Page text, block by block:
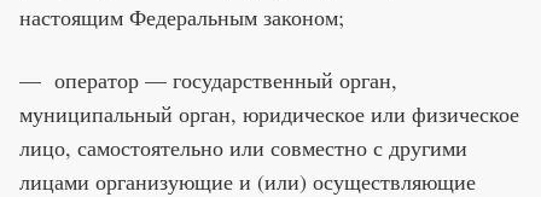
настоящим Федеральным законом;
— оператор — государственный орган,
муниципальный орган, юридическое или физическое
лицо, самостоятельно или совместно с другими
лицами организующие и (или) осуществляющие